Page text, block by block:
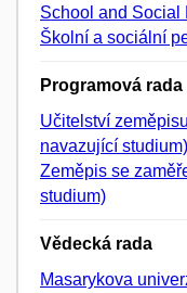
School and Social
Školní a sociální
Programová rada
Učitelství
navazující studium)
Zeměpis se
studium)
Vědecká rada
Masarykova